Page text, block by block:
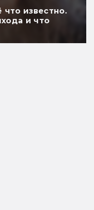
что известно.
и что